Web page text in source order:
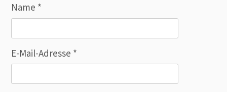
Name *
E-Mail-Adresse *